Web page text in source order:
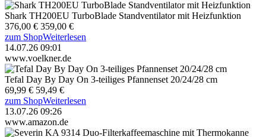
Shark TH200EU TurboBlade Standventilator mit Heizfunktion
376,00 € 359,00 €
zum ShopWeiterlesen
14.07.26 09:01
www.voelkner.de
Tefal Day By Day On 3-teiliges Pfannenset 20/24/28 cm
69,99 € 59,49 €
zum ShopWeiterlesen
13.07.26 09:26
www.amazon.de